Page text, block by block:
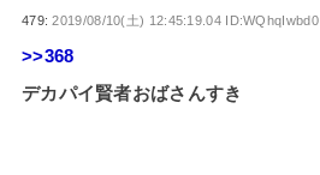
479:2019/08/10(土) 12:45:19.04 ID:WQhqIwbd0
>>368
デカパイ賢者おばさんすき